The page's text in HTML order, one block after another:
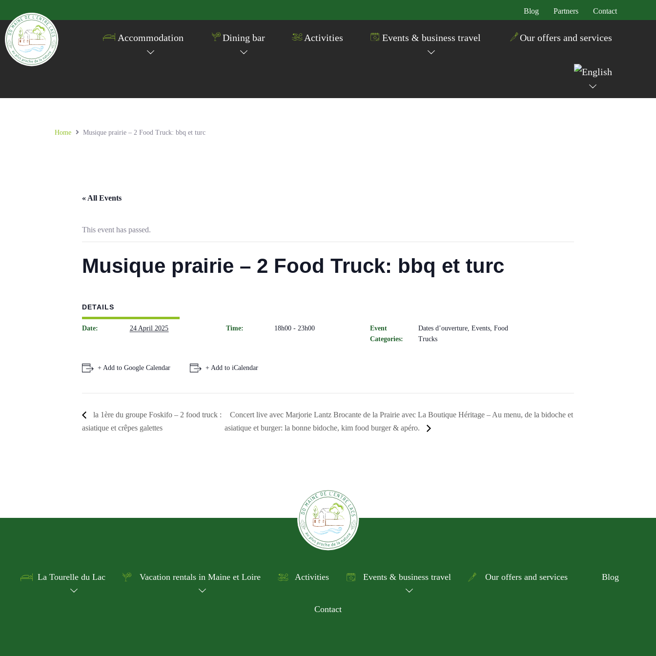
Blog Partners Contact
Accommodation Dining bar Activities Events & business travel Our offers and services
Home Musique prairie – 2 Food Truck: bbq et turc
« All Events
This event has passed.
Musique prairie – 2 Food Truck: bbq et turc
+ Add to Google Calendar + Add to iCalendar
DETAILS
Date: 24 April 2025 Time: 18h00 - 23h00
Event
Categories:
Dates d’ouverture, Events, Food
Trucks
la 1ère du groupe Foskifo – 2 food truck :
asiatique et crêpes galettes
Concert live avec Marjorie Lantz Brocante de la Prairie avec La Boutique Héritage – Au menu, de la bidoche et
asiatique et burger: la bonne bidoche, kim food burger & apéro.
La Tourelle du Lac Vacation rentals in Maine et Loire Activities Events & business travel Our offers and services Blog
Contact